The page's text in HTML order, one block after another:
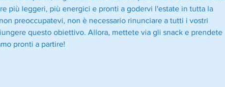
più leggeri, più energici e pronti a godervi l'estate in tutta la
preoccupatevi, non è necessario rinunciare a tutti i vostri
questo obiettivo. Allora, mettete via gli snack e prendete
pronti a partire!